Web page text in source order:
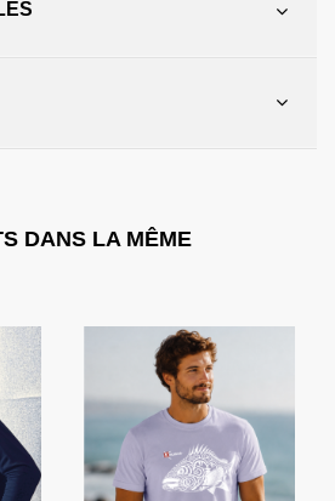
DANS LA MÊME